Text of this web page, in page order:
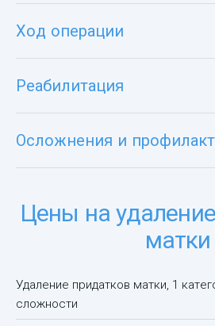
Ход операции
Реабилитация
Осложнения и
Цены на
матки
Удаление придатков матки, 1
сложности